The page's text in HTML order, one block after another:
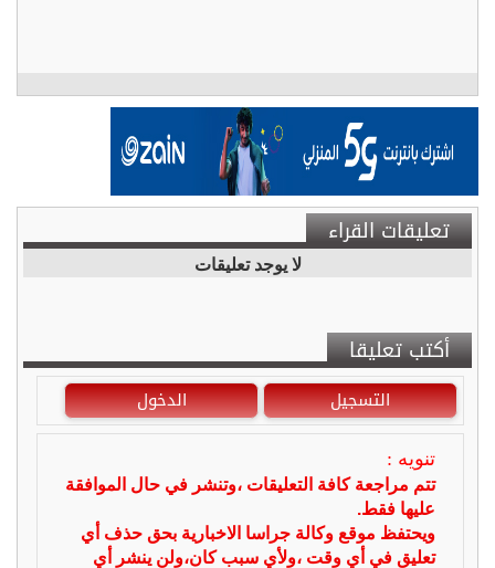
تعليقات القراء
لا يوجد تعليقات
أكتب تعليقا
التسجيل الدخول
تنويه :
تتم مراجعة كافة التعليقات ،وتنشر في حال الموافقة
عليها فقط.
ويحتفظ موقع وكالة جراسا الاخبارية بحق حذف أي
تعليق في أي وقت ،ولأي سبب كان،ولن ينشر أي